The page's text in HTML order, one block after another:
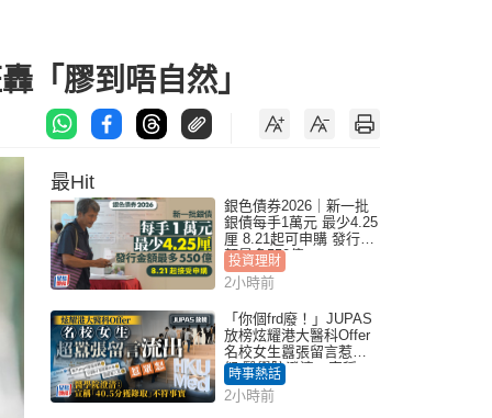
「膠到唔自然」
最Hit
銀色債券2026｜新一批
銀債每手1萬元 最少4.25
厘 8.21起可申購 發行金
額最多550億
投資理財
2小時前
「你個frd廢！」JUPAS
放榜炫耀港大醫科Offer
名校女生囂張留言惹眾
怒 醫學院澄清：宣稱
「40.5分獲錄取」不符事
實｜Juicy叮
時事熱話
2小時前